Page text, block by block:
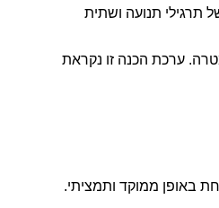
תרגילי תנועה ושתית
ערכת הכנה זו נקראת
באופן ממוקד ותמציתי.